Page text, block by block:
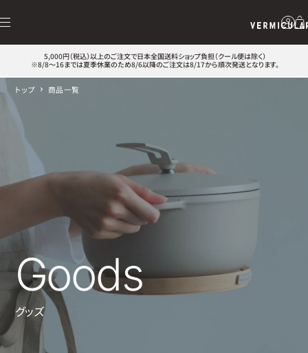
5,000円（税込）以上のご注文で日本全国送料ショップ負担（クール便は除く）
※8/8～16までは夏季休業のため8/6以降のご注文は8/17から順次発送となります。
トップ 商品一覧
Goods
グッズ